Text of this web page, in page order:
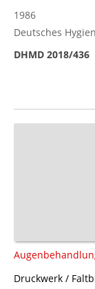
1986
Deutsches
DHMD 2018/436
Druckwerk /